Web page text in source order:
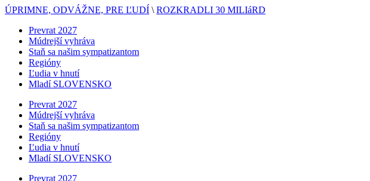
ÚPRIMNE, ODVÁŽNE, PRE ĽUDÍ \ ROZKRADLI 30 MILIáRD
Prevrat 2027
Múdrejší vyhráva
Staň sa našim sympatizantom
Regióny
Ľudia v hnutí
Mladí SLOVENSKO
Prevrat 2027
Múdrejší vyhráva
Staň sa našim sympatizantom
Regióny
Ľudia v hnutí
Mladí SLOVENSKO
Prevrat 2027